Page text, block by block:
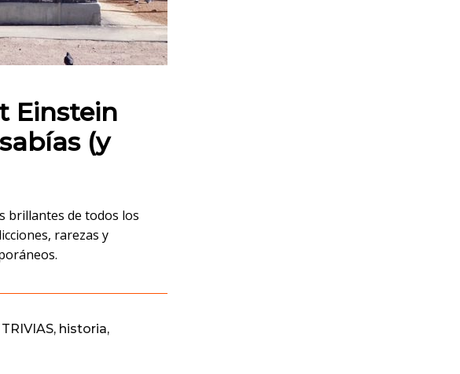
Einstein
(y
brillantes de todos los
rarezas y
historia,